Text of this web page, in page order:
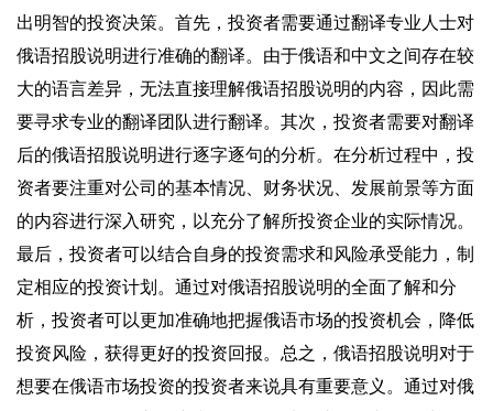
出明智的投资决策。首先，投资者需要通过翻译专业人士对
俄语招股说明进行准确的翻译。由于俄语和中文之间存在较
大的语言差异，无法直接理解俄语招股说明的内容，因此需
要寻求专业的翻译团队进行翻译。其次，投资者需要对翻译
后的俄语招股说明进行逐字逐句的分析。在分析过程中，投
资者要注重对公司的基本情况、财务状况、发展前景等方面
的内容进行深入研究，以充分了解所投资企业的实际情况。
最后，投资者可以结合自身的投资需求和风险承受能力，制
定相应的投资计划。通过对俄语招股说明的全面了解和分
析，投资者可以更加准确地把握俄语市场的投资机会，降低
投资风险，获得更好的投资回报。总之，俄语招股说明对于
想要在俄语市场投资的投资者来说具有重要意义。通过对俄